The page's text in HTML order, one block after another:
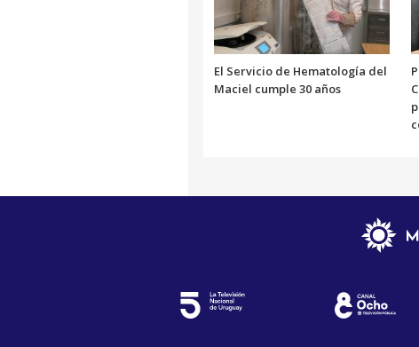
El Servicio de Hematología del
Maciel cumple 30 años